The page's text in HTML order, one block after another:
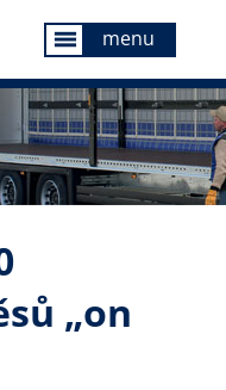
menu menu
„on